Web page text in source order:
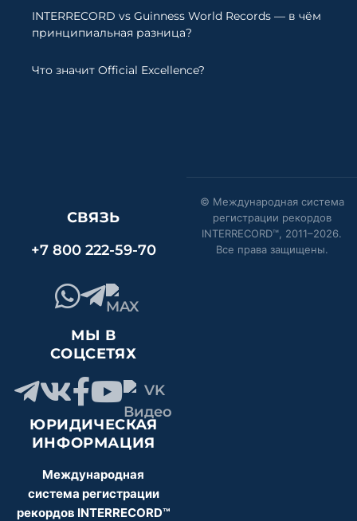
INTERRECORD vs Guinness World Records — в чём
принципиальная разница?
Что значит Official Excellence?
СВЯЗЬ
+7 800 222-59-70
МЫ В
СОЦСЕТЯХ
ЮРИДИЧЕСКАЯ
ИНФОРМАЦИЯ
Международная
система регистрации
рекордов INTERRECORD™
© Международная система
регистрации рекордов
INTERRECORD™, 2011–2026.
Все права защищены.